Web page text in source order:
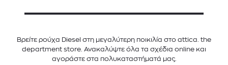
Βρείτε ρούχα Diesel στη μεγαλύτερη ποικιλία στο attica. the
department store. Ανακαλύψτε όλα τα σχέδια online και
αγοράστε στα πολυκαταστήματά μας.